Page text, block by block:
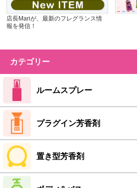
店長Mariが、最新のフレグランス情
報を発信！
カテゴリー
ルームスプレー
プラグイン芳香剤
置き型芳香剤